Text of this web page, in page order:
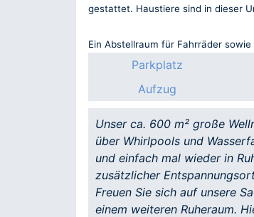
gestattet. Haustiere sind in dieser
Ein Abstellraum für Fahrräder
Parkplatz
Aufzug
Unser ca. 600 m² große
über Whirlpools und
und einfach mal wieder in
zusätzlicher
Freuen Sie sich auf unsere
einem weiteren Ruheraum.